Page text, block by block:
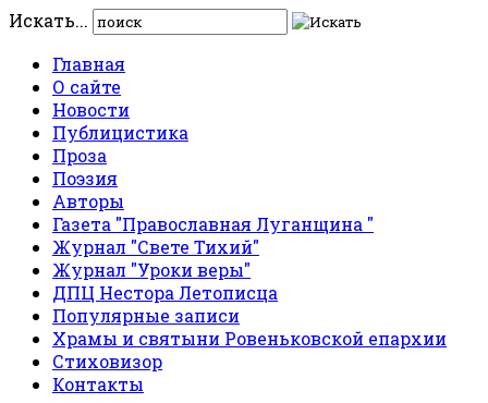
Искать...
Главная
О сайте
Новости
Публицистика
Проза
Поэзия
Авторы
Газета "Православная Луганщина "
Журнал "Свете Тихий"
Журнал "Уроки веры"
ДПЦ Нестора Летописца
Популярные записи
Храмы и святыни Ровеньковской епархии
Стиховизор
Контакты